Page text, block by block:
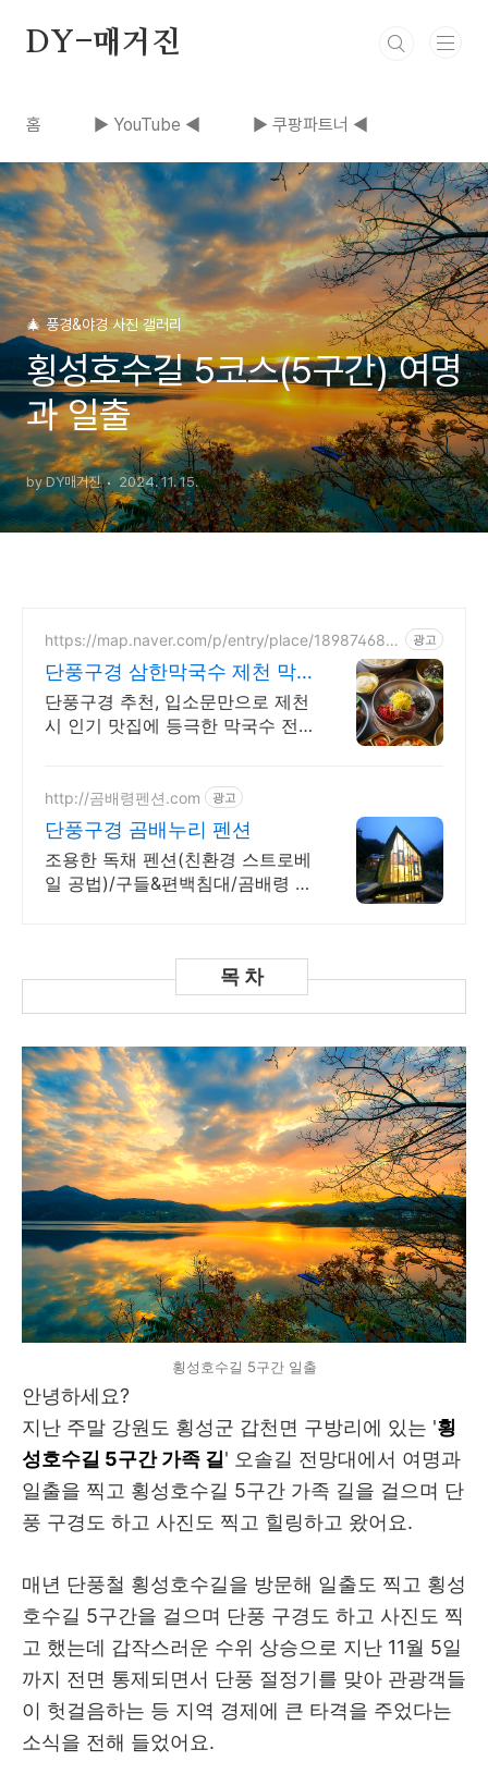
DY-매거진
홈 ▶ YouTube ◀ ▶ 쿠팡파트너 ◀
🎄 풍경&야경 사진 갤러리
횡성호수길 5코스(5구간) 여명
과 일출
by DY매거진 2024. 11. 15.
https://map.naver.com/p/entry/place/189874685
광고
단풍구경 삼한막국수 제천 막
국수 인기 맛집
단풍구경 추천, 입소문만으로 제천
시 인기 맛집에 등극한 막국수 전
http://곰배령펜션.com 광고
단풍구경 곰배누리 펜션
조용한 독채 펜션(친환경 스트로베
일 공법)/구들&편백침대/곰배령 예
횡성호수길 5구간 일출
안녕하세요?
지난 주말 강원도 횡성군 갑천면 구방리에 있는 '횡
성호수길 5구간 가족 길 ' 오솔길 전망대에서 여명과
일출을 찍고 횡성호수길 5구간 가족 길을 걸으며 단
풍 구경도 하고 사진도 찍고 힐링하고 왔어요.
매년 단풍철 횡성호수길을 방문해 일출도 찍고 횡성
호수길 5구간을 걸으며 단풍 구경도 하고 사진도 찍
고 했는데 갑작스러운 수위 상승으로 지난 11월 5일
까지 전면 통제되면서 단풍 절정기를 맞아 관광객들
이 헛걸음하는 등 지역 경제에 큰 타격을 주었다는
소식을 전해 들었어요.